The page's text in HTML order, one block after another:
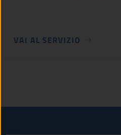
VAI AL SERVIZIO